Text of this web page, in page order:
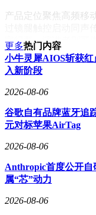
产品定位聚焦高频移
字纪要，演讲者则可
耳机形成差异化竞争
补了面对面沟通场景
据研发团队透露，设
可调节镜腿设计。后
式传感器实现心率、
这款智能眼镜的推出
穿戴设备突破"尝鲜
力生态的完善，中国
法的完整技术壁垒。
更多热门内容
小牛灵犀AIOS斩获
入新阶段
2026-08-06
谷歌自有品牌蓝牙追
元对标苹果AirTag
2026-08-06
Anthropic首度公开
属“芯”动力
2026-08-06